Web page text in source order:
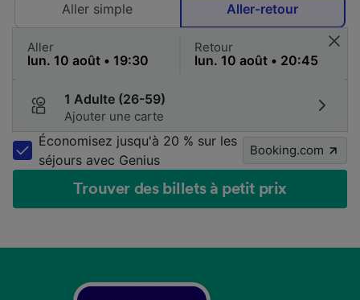
Aller simple
Aller-retour
Aller Retour
1 Adulte (26-59)
Ajouter une carte
Économisez jusqu'à 20 % sur les
séjours avec Genius
Booking.com
Trouver des billets à petit prix